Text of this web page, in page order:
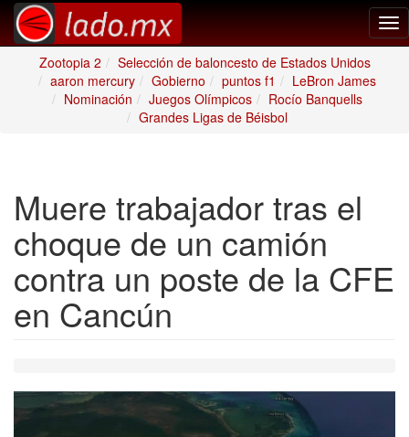
Zootopia 2
Selección de baloncesto de Estados Unidos
aaron mercury
Gobierno puntos f1
LeBron James
Nominación
Juegos Olímpicos
Rocío Banquells
Grandes Ligas de Béisbol
Muere trabajador tras el
choque de un camión
contra un poste de la CFE
en Cancún